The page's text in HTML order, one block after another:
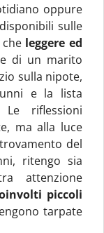
oppure
sulle
leggere ed
di un marito
sulla nipote,
e la lista
Le riflessioni
ma alla luce
del
ritengo sia
attenzione
piccoli
tarpate